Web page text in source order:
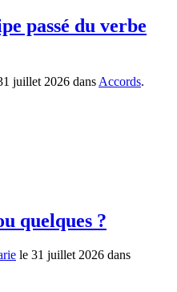
passé du verbe
juillet 2026 dans Accords.
quelques ?
le 31 juillet 2026 dans